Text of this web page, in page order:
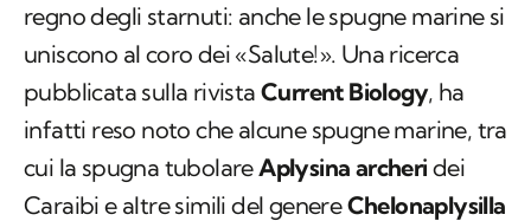
regno degli starnuti: anche le spugne marine si
uniscono al coro dei «Salute!». Una ricerca
pubblicata sulla rivista Current Biology, ha
infatti reso noto che alcune spugne marine, tra
cui la spugna tubolareAplysina archeri dei
Caraibi e altre simili del genereChelonaplysilla